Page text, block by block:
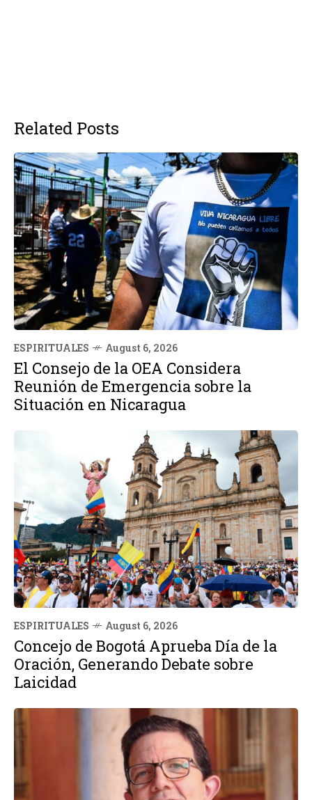
Related Posts
ESPIRITUALES August 6, 2026
El Consejo de la OEA Considera
Reunión de Emergencia sobre la
Situación en Nicaragua
ESPIRITUALES August 6, 2026
Concejo de Bogotá Aprueba Día de la
Oración, Generando Debate sobre
Laicidad